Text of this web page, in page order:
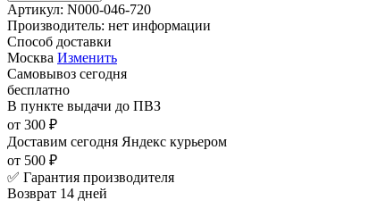
Артикул: N000-046-720
Производитель: нет информации
Способ доставки
Москва Изменить
Самовывоз сегодня
бесплатно
В пункте выдачи до ПВЗ
от 300 ₽
Доставим сегодня Яндекс курьером
от 500 ₽
✅ Гарантия производителя
Возврат 14 дней